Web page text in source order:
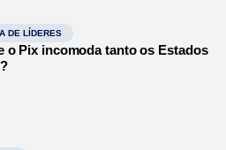
DE LÍDERES
o Pix incomoda tanto os Estados